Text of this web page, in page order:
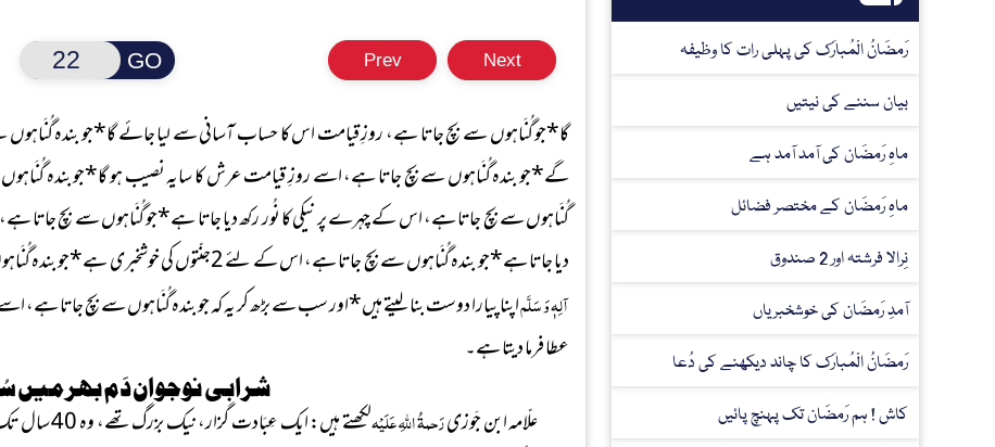
GO Prev Next
گا*جو گُنَاہوں سے بچ جاتا ہے، روزِ قیامت اس کا حساب آسانی سے لیا جائے گا*جو بندہ
گے*جو بندہ گُنَاہوں سے بچ جاتا ہے، اسے روزِ قیامت عرش کا سایہ نصیب ہو گا*جو بندہ
گُنَاہوں سے بچ جاتا ہے، اس کے چہرے پر نیکی کا نُور رکھ دیا جاتا ہے*جو گُنَاہوں سے بچ جاتا
دیا جاتا ہے*جو بندہ گُنَاہوں سے بچ جاتا ہے، اس کے لئے2جنّتوں کی خوشخبری ہے*جو بندہ
آلِہٖ وَ سَلَّماپنا پیارا دوست بنا لیتے ہیں*اور سب سے بڑھ کر یہ کہ جو بندہ گُنَاہوں سے بچ جاتا ہے،
عطا فرما دیتا ہے۔
شرابی نوجوان دَم بھر میں
علّامہ ابن جَوزیرَحمۃُ اللہِ عَلَیْہلکھتے ہیں: ایک عِبَادت گزار، نیک بزرگ تھے، وہ40سال
رَمضَانُ الْمُبارَک کی پہلی رات کا وظیفہ
بیان سننے کی نیتیں
ماہِ رَمضَان کی آمد آمد ہے
ماہِ رَمضَان کے مختصر فضائل
نِرالا فرشتہ اور 2 صندوق
آمدِ رَمضَان کی خوشخبریاں
رَمضَانُ الْمُبارَک کا چاند دیکھنے کی دُعا
کاش ! ہم رَمضَان تک پہنچ پائیں